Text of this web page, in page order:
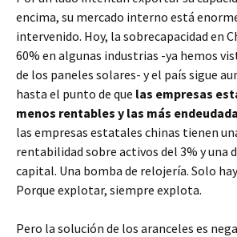
encima, su mercado interno está
intervenido. Hoy, la sobrecapacidad en
60% en algunas industrias -ya hemos
de los paneles solares- y el país sigue
hasta el punto de que las empresas
menos rentables y las más
las empresas estatales chinas tienen
rentabilidad sobre activos del 3% y una
capital. Una bomba de relojería. Solo
Porque explotar, siempre explota.
Pero la solución de los aranceles es